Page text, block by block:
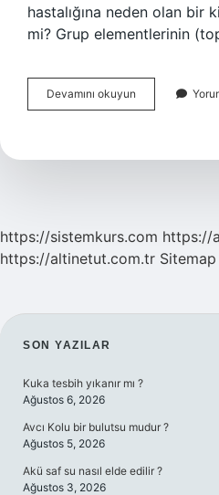
hastalığına neden olan bir
mi? Grup elementlerinin
Devamını okuyun Berilyum
Manyetik
https://sistemkurs.com https://
https://altinetut.com.tr Sitemap
SIDEBAR
SON YAZILAR
Kuka tesbih yıkanır mı ?
Ağustos 6, 2026
Avcı Kolu bir bulutsu mudur ?
Ağustos 5, 2026
Akü saf su nasıl elde edilir ?
Ağustos 3, 2026